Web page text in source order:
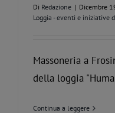
Di Redazione | Dicembre
Loggia - eventi e iniziative
Massoneria a
della loggia
Continua a leggere